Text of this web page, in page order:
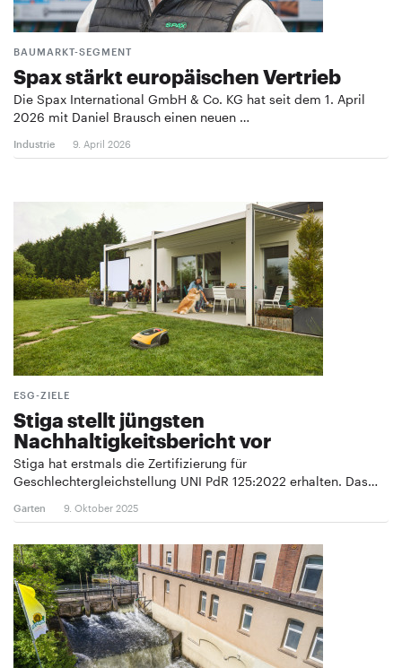
BAUMARKT-SEGMENT
Spax stärkt europäischen Vertrieb
Die Spax International GmbH & Co. KG hat seit dem 1. April
2026 mit Daniel Brausch einen neuen …
Industrie 9. April 2026
ESG-ZIELE
Stiga stellt jüngsten
Nachhaltigkeitsbericht vor
Stiga hat erstmals die Zertifizierung für
Geschlechtergleichstellung UNI PdR 125:2022 erhalten. Das…
Garten 9. Oktober 2025